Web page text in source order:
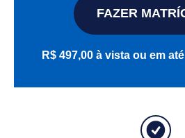
FAZER
R$ 497,00 à vista ou em